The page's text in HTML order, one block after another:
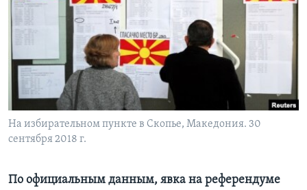
Learning English
СОЦИАЛЬНЫЕ СЕТИ
Языки
На избирательном пункте в Скопье, Македония. 30
сентября 2018 г.
По официальным данным, явка на референдуме